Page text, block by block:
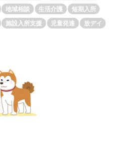
地域相談 生活介護
短期入所
施設入所支援 児童発達
放デイ